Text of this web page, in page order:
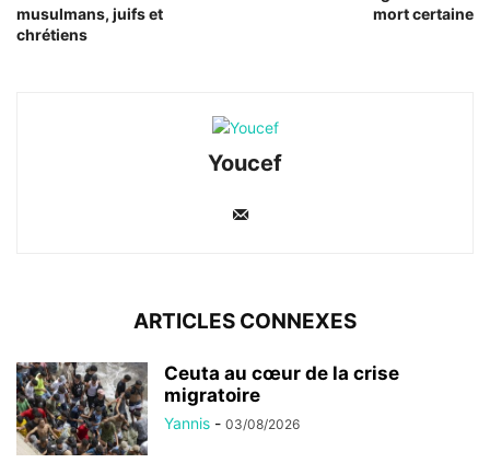
musulmans, juifs et
chrétiens
mort certaine
Youcef
ARTICLES CONNEXES
Ceuta au cœur de la crise
migratoire
Yannis - 03/08/2026